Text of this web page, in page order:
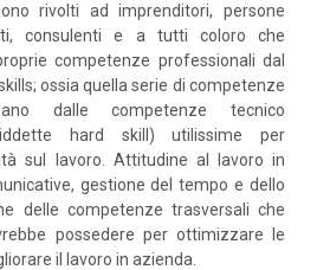
rivolti ad imprenditori, persone
consulenti e a tutti coloro che
competenze professionali dal
ossia quella serie di competenze
dalle competenze tecnico
hard skill) utilissime per
sul lavoro. Attitudine al lavoro in
gestione del tempo e dello
delle competenze trasversali che
possedere per ottimizzare le
il lavoro in azienda.